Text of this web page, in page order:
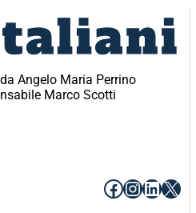
Angelo Maria Perrino
Marco Scotti
Facebook
X